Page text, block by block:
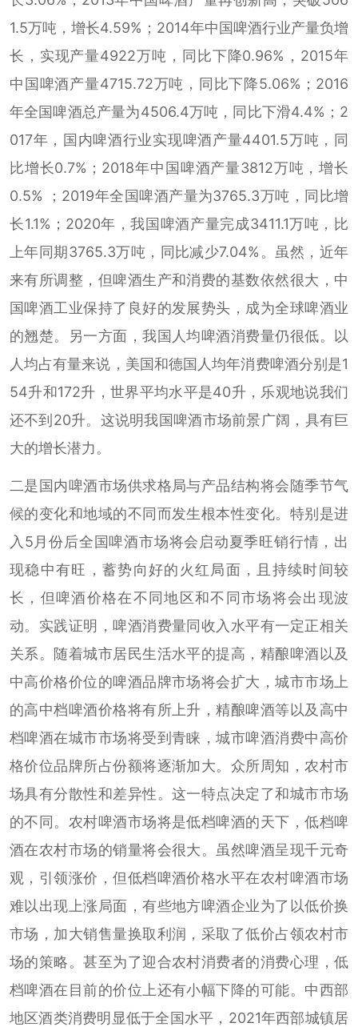
1.5万吨，增长4.59%；2014年中国啤酒行业产量负增
长，实现产量4922万吨，同比下降0.96%，2015年
中国啤酒产量4715.72万吨，同比下降5.06%；2016
年全国啤酒总产量为4506.4万吨，同比下滑4.4%；2
017年，国内啤酒行业实现啤酒产量4401.5万吨，同
比增长0.7%；2018年中国啤酒产量3812万吨，增长
0.5% ；2019年全国啤酒产量为3765.3万吨，同比增
长1.1%；2020年，我国啤酒产量完成3411.1万吨，比
上年同期3765.3万吨，同比减少7.04%。虽然，近年
来有所调整，但啤酒生产和消费的基数依然很大，中
国啤酒工业保持了良好的发展势头，成为全球啤酒业
的翘楚。另一方面，我国人均啤酒消费量仍很低。以
人均占有量来说，美国和德国人均年消费啤酒分别是1
54升和172升，世界平均水平是40升，乐观地说我们
还不到20升。这说明我国啤酒市场前景广阔，具有巨
大的增长潜力。
二是国内啤酒市场供求格局与产品结构将会随季节气
候的变化和地域的不同而发生根本性变化。特别是进
入5月份后全国啤酒市场将会启动夏季旺销行情，出
现稳中有旺，蓄势向好的火红局面，且持续时间较
长，但啤酒价格在不同地区和不同市场将会出现波
动。实践证明，啤酒消费量同收入水平有一定正相关
关系。随着城市居民生活水平的提高，精酿啤酒以及
中高价格价位的啤酒品牌市场将会扩大，城市市场上
的高中档啤酒价格将有所上升，精酿啤酒等以及高中
档啤酒在城市市场将受到青睐，城市啤酒消费中高价
格价位品牌所占份额将逐渐加大。众所周知，农村市
场具有分散性和差异性。这一特点决定了和城市市场
的不同。农村啤酒市场将是低档啤酒的天下，低档啤
酒在农村市场的销量将会很大。虽然啤酒呈现千元奇
观，引领涨价，但低档啤酒价格水平在农村啤酒市场
难以出现上涨局面，有些地方啤酒企业为了以低价换
市场，加大销售量换取利润，采取了低价占领农村市
场的策略。甚至为了迎合农村消费者的消费心理，低
档啤酒在目前的价位上还有小幅下降的可能。中西部
地区酒类消费明显低于全国水平，2021年西部城镇居